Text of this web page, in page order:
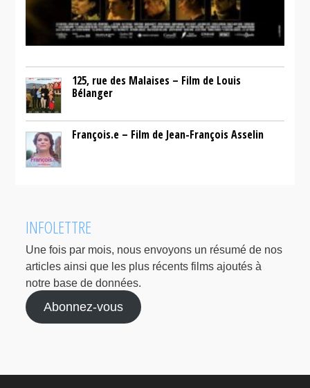
125, rue des Malaises – Film de Louis
Bélanger
François.e – Film de Jean-François Asselin
INFOLETTRE
Une fois par mois, nous envoyons un résumé de nos
articles ainsi que les plus récents films ajoutés à
notre base de données.
Abonnez-vous